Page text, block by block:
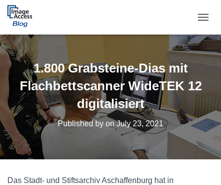
1.800 Grabsteine-Dias mit
Flachbettscanner WideTEK 12
digitalisiert
Published by onJuly 23, 2021
Das Stadt- und Stiftsarchiv Aschaffenburg hat in